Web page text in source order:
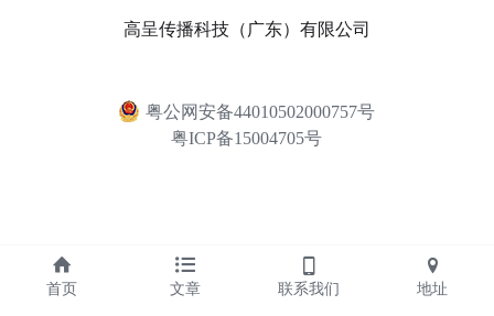
高呈传播科技（广东）有限公司
粤公网安备44010502000757号
粤ICP备15004705号
首页 文章 联系我们 地址